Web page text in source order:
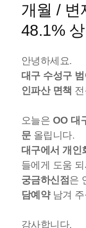
개월 / 변
48.1%
안녕하세요.
대구 수성구
인파산 면책
오늘은 OO 대
문올립니다.
대구에서 개인
들에게 도움
궁금하신점은
담예약남겨 주
감사합니다.